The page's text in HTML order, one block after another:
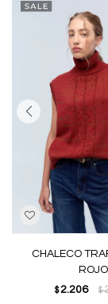
CHALECO
ROJO
$ 2.206 $